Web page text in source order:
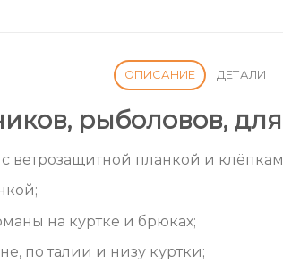
ОПИСАНИЕ ДЕТАЛИ
рыболовов,
ветрозащитной планкой и
на куртке и брюках;
по талии и низу куртки;